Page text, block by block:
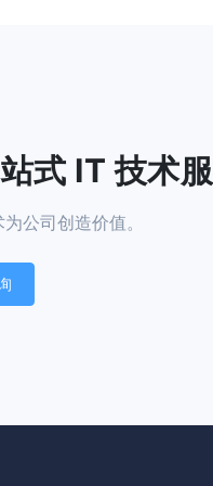
式 IT 技术
公司创造价值。